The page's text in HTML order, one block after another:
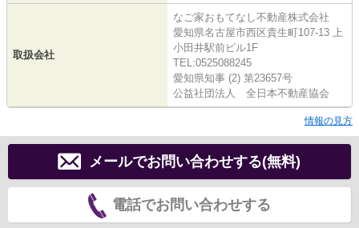
取扱会社
なご家おもてなし不動産株式会社
愛知県名古屋市西区貴生町107-13 上
小田井駅前ビル1F
TEL:0525088245
愛知県知事 (2) 第23657号
公益社団法人 全日本不動産協会
情報の見方
メールでお問い合わせする(無料)
電話でお問い合わせする